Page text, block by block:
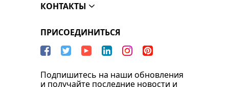
КОНТАКТЫ
ПРИСОЕДИНИТЬСЯ
Подпишитесь на наши обновления
и получайте последние новости и